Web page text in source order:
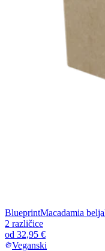
BlueprintMacadamia
2 različice
od 32,95 €
Veganski